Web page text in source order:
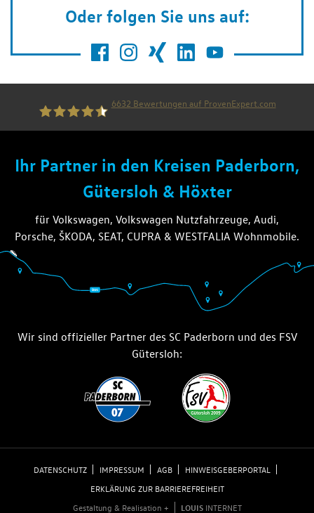
Oder folgen Sie uns auf:
6632 Bewertungen auf ProvenExpert.com
Ihr Partner in den Kreisen Paderborn,
Gütersloh & Höxter
für Volkswagen, Volkswagen Nutzfahrzeuge, Audi,
Porsche, ŠKODA, SEAT, CUPRA & WESTFALIA Wohnmobile.
Wir sind offizieller Partner des SC Paderborn und des FSV
Gütersloh:
DATENSCHUTZ IMPRESSUM AGB
HINWEISGEBERPORTAL
ERKLÄRUNG ZUR BARRIEREFREIHEIT
Gestaltung & Realisation +
LOUISINTERNET